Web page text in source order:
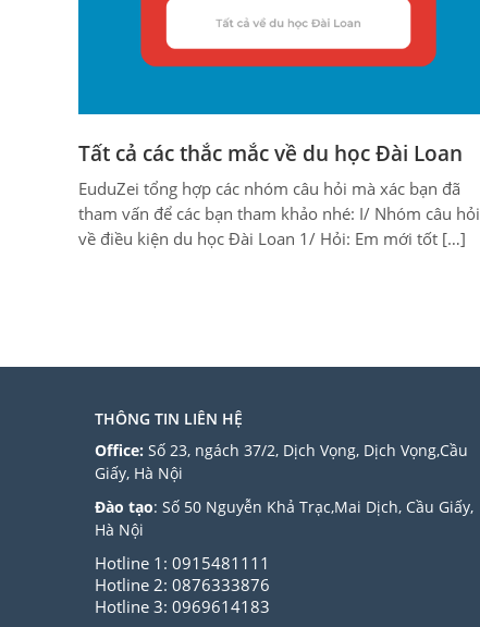
Tất cả các thắc mắc về du học Đài Loan
EuduZei tổng hợp các nhóm câu hỏi mà xác bạn đã
tham vấn để các bạn tham khảo nhé: I/ Nhóm câu hỏi
về điều kiện du học Đài Loan 1/ Hỏi: Em mới tốt […]
THÔNG TIN LIÊN HỆ
Office: Số 23, ngách 37/2, Dịch Vọng, Dịch Vọng,Cầu
Giấy, Hà Nội
Đào tạo: Số 50 Nguyễn Khả Trạc,Mai Dịch, Cầu Giấy,
Hà Nội
Hotline 1: 0915481111
Hotline 2: 0876333876
Hotline 3: 0969614183